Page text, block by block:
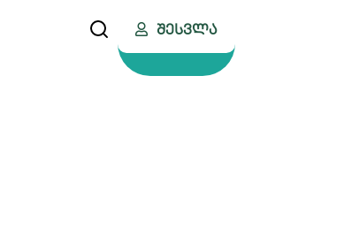
Შესვლა